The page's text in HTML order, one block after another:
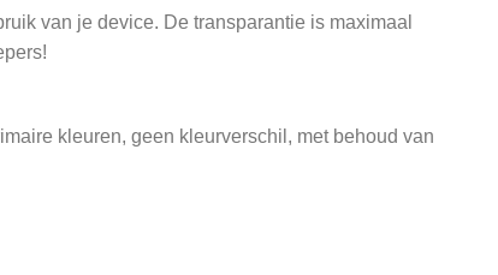
van je device. De transparantie is maximaal
kleuren, geen kleurverschil, met behoud van